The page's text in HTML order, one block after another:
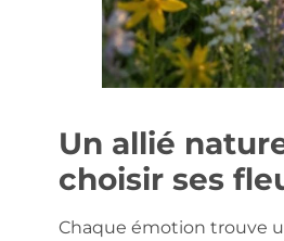
Un allié
choisir ses
Chaque émotion trouve